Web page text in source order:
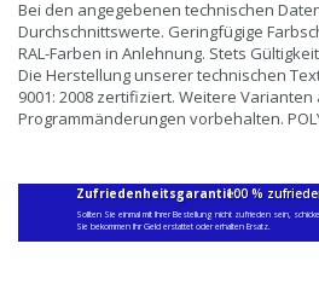
Bei den angegebenen technischen
Durchschnittswerte. Geringfügige
RAL-Farben in Anlehnung. Stets
Die Herstellung unserer technischen
9001: 2008 zertifiziert. Weitere
Programmänderungen vorbehalten.
Zufriedenheitsgarantie:100 %
Sollten Sie einmal mit Ihrer Bestellung nicht zufrieden sein,
Sie bekommen Ihr Geld erstattet oder erhalten Ersatz.